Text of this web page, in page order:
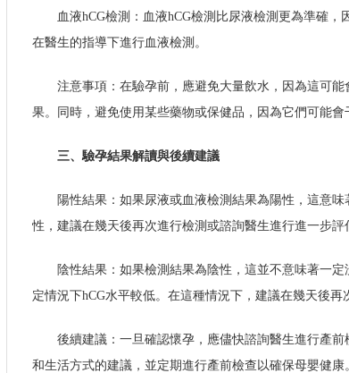
血液hCG檢測：血液hCG檢測比尿液檢測更為準確
在醫生的指導下進行血液檢測。
注意事項：在驗孕前，應避免大量飲水，因為這可
果。同時，避免使用某些藥物或保健品，因為它們可能會
三、驗孕結果解讀與後續建議
陽性結果：如果尿液或血液檢測結果為陽性，這意
性，建議在幾天後再次進行檢測或諮詢醫生進行進一步評
陰性結果：如果檢測結果為陰性，這並不意味著一
定情況下hCG水平較低。在這種情況下，建議在幾天後再
後續建議：一旦確認懷孕，應儘快諮詢醫生進行產
和生活方式的建議，並定期進行產前檢查以確保母嬰健康。